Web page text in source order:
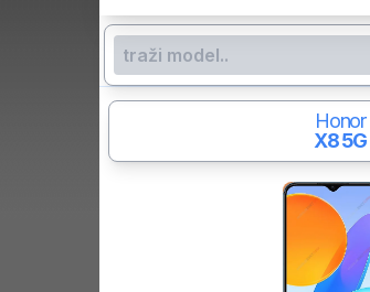
Honor
X8 5G